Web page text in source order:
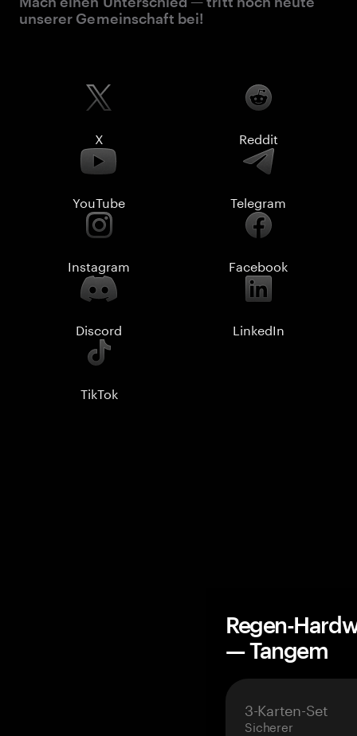
unserer Gemeinschaft bei!
X Reddit
YouTube Telegram
Instagram Facebook
Discord LinkedIn
TikTok
Regen-
— Tangem
3-Karten-Set
Sicherer